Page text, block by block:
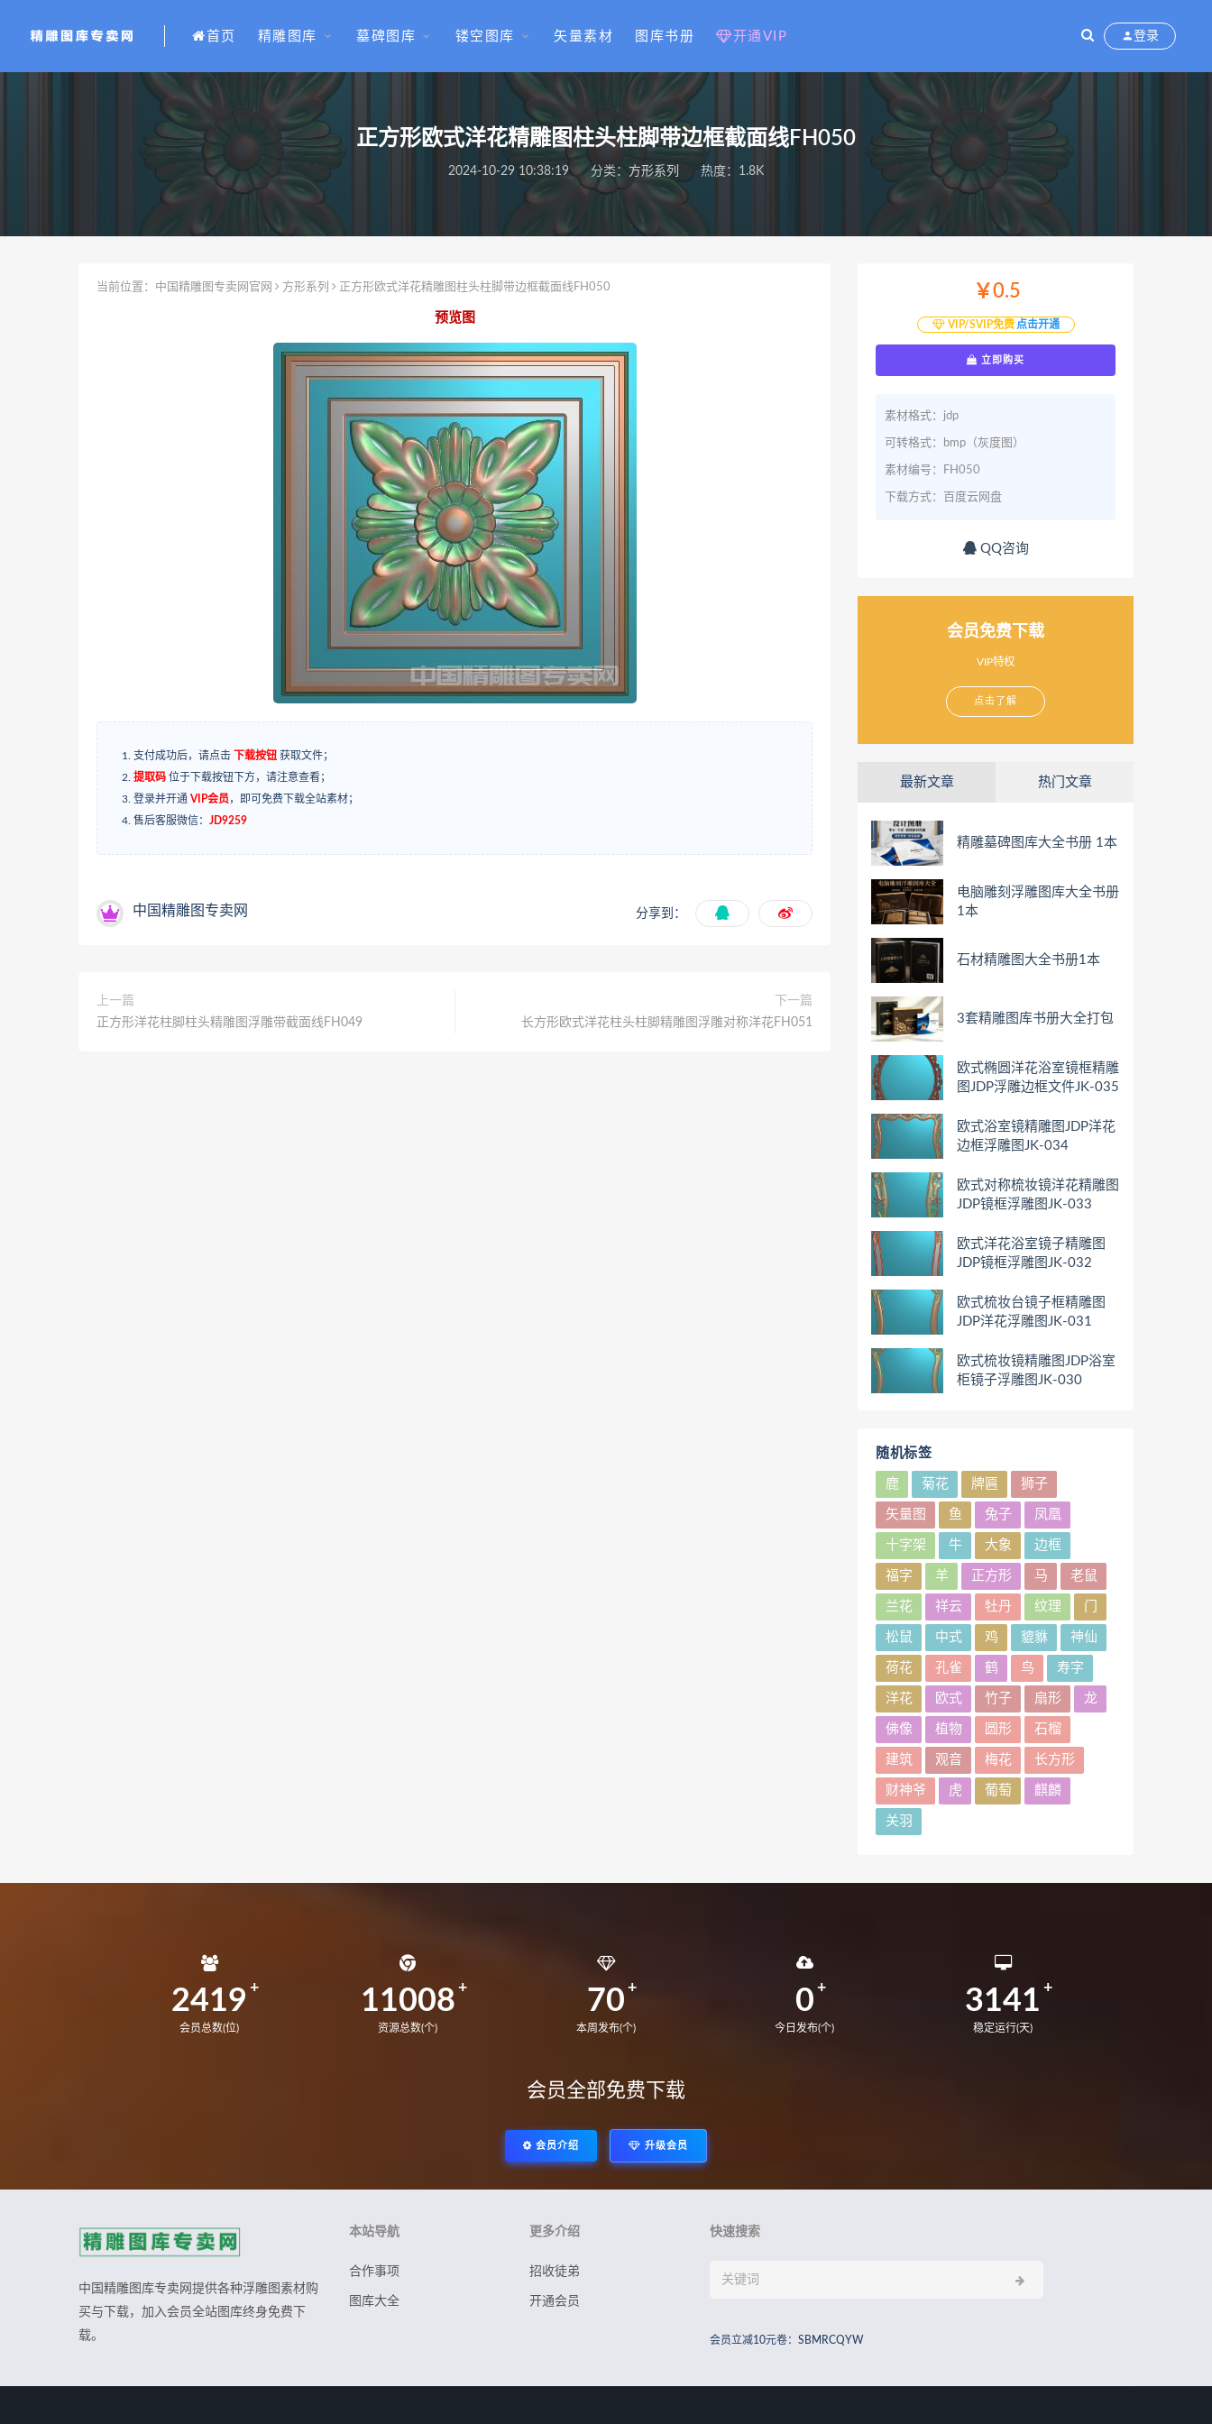
首页 精雕图库 墓碑图库 镂空图库 矢量素材 图库书册 开通VIP 登录
正方形欧式洋花精雕图柱头柱脚带边框截面线FH050
2024-10-29 10:38:19 分类： 方形系列 热度：1.8K
当前位置： 中国精雕图专卖网官网 方形系列 正方形欧式洋花精雕图柱头柱脚带边框截面线FH050
预览图
支付成功后，请点击 下载按钮 获取文件；
提取码 位于下载按钮下方，请注意查看；
登录并开通 VIP会员 ，即可免费下载全站素材；
售后客服微信： JD9259
中国精雕图专卖网 分享到：
上一篇
正方形洋花柱脚柱头精雕图浮雕带截面线FH049
下一篇
长方形欧式洋花柱头柱脚精雕图浮雕对称洋花FH051
￥0.5
VIP/SVIP免费 点击开通
立即购买
素材格式：jdp
可转格式：bmp（灰度图）
素材编号：FH050
下载方式：百度云网盘
QQ咨询
会员免费下载
VIP特权
点击了解
最新文章 热门文章
精雕墓碑图库大全书册 1本
电脑雕刻浮雕图库大全书册
1本
石材精雕图大全书册1本
3套精雕图库书册大全打包
欧式椭圆洋花浴室镜框精雕
图JDP浮雕边框文件JK-035
欧式浴室镜精雕图JDP洋花
边框浮雕图JK-034
欧式对称梳妆镜洋花精雕图
JDP镜框浮雕图JK-033
欧式洋花浴室镜子精雕图
JDP镜框浮雕图JK-032
欧式梳妆台镜子框精雕图
JDP洋花浮雕图JK-031
欧式梳妆镜精雕图JDP浴室
柜镜子浮雕图JK-030
随机标签
鹿 菊花 牌匾 狮子
矢量图 鱼 兔子 凤凰
十字架 牛 大象 边框
福字 羊 正方形 马 老鼠
兰花 祥云 牡丹 纹理 门
松鼠 中式 鸡 貔貅 神仙
荷花 孔雀 鹤 鸟 寿字
洋花 欧式 竹子 扇形 龙
佛像 植物 圆形 石榴
建筑 观音 梅花 长方形
财神爷 虎 葡萄 麒麟
关羽
2419
会员总数(位)
11008
资源总数(个)
70
本周发布(个)
0
今日发布(个)
3141
稳定运行(天)
会员全部免费下载
会员介绍 升级会员
中国精雕图库专卖网提供各种浮雕图素材购
买与下载，加入会员全站图库终身免费下
载。
本站导航
合作事项
图库大全
更多介绍
招收徒弟
开通会员
快速搜索
会员立减10元卷：SBMRCQYW